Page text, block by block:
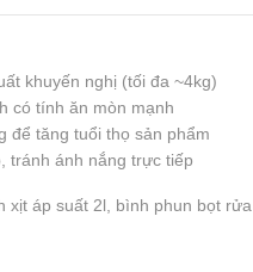
khuyến nghị (tối đa ~4kg)
có tính ăn mòn mạnh
để tăng tuổi thọ sản phẩm
tránh ánh nắng trực tiếp
xịt áp suất 2l, bình phun bọt